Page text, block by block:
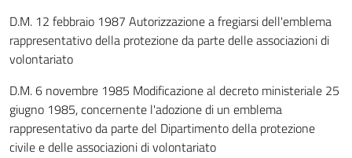
D.M. 12 febbraio 1987 Autorizzazione a fregiarsi dell'emblema
rappresentativo della protezione da parte delle associazioni di
volontariato
D.M. 6 novembre 1985 Modificazione al decreto ministeriale 25
giugno 1985, concernente l'adozione di un emblema
rappresentativo da parte del Dipartimento della protezione
civile e delle associazioni di volontariato